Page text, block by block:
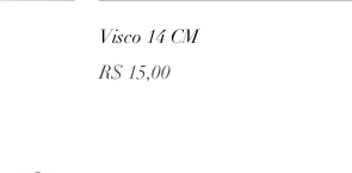
Visco 14 CM
Preço
R$ 15,00